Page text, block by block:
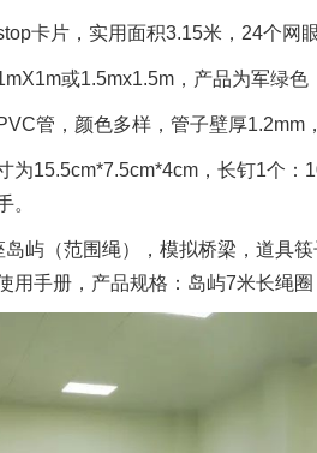
卡片，实用面积3.15米，24个网眼
或1.5mx1.5m，产品为军绿色
管，颜色多样，管子壁厚1.2mm，
15.5cm*7.5cm*4cm，长钉1个：
。
（范围绳），模拟桥梁，道具筷
用手册，产品规格：岛屿7米长绳圈